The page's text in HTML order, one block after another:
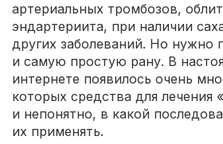
артериальных тромбозов,
эндартериита, при наличии
других заболеваний. Но нужно
и самую простую рану. В
интернете появилось очень
которых средства для лечения
и непонятно, в какой
их применять.